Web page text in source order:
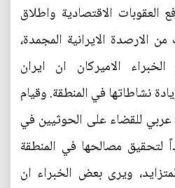
العقوبات الاقتصادية واطلاق
من الارصدة الايرانية المجمدة،
الاميركان ان ايران
نشاطاتها في المنطقة. وقيام
للقضاء على الحوثيين في
لتحقيق مصالحها في المنطقة
ويرى بعض الخبراء ان